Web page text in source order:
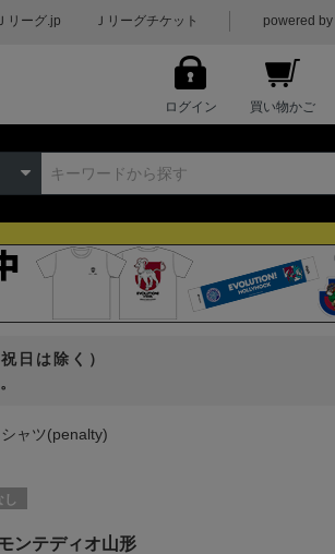
Ｊリーグ.jp Ｊリーグチケット powered by
ログイン 買い物かご
日は除く）
ャツ(penalty)
し
ンテディオ山形